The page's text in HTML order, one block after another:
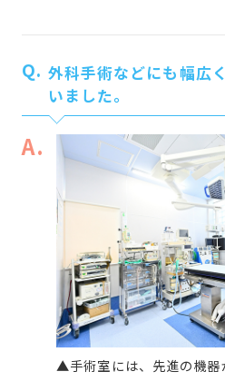
Q. 外科手術などにも幅広
いました。
A.
▲手術室には、先進の機器